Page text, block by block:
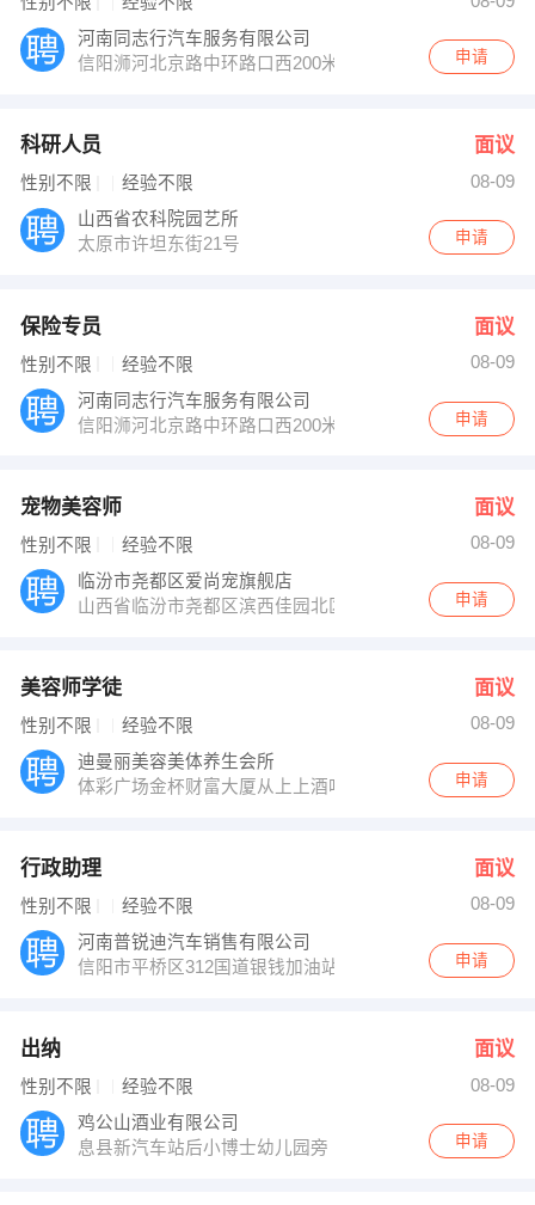
河南同志行汽车服务有限公司
信阳浉河北京路中环路口西200米
申请
科研人员 面议
性别不限 经验不限
08-09
山西省农科院园艺所
太原市许坦东街21号
申请
保险专员 面议
性别不限 经验不限
08-09
河南同志行汽车服务有限公司
信阳浉河北京路中环路口西200米
申请
宠物美容师 面议
性别不限 经验不限
08-09
临汾市尧都区爱尚宠旗舰店
山西省临汾市尧都区滨西佳园北区往西100m
申请
美容师学徒 面议
性别不限 经验不限
08-09
迪曼丽美容美体养生会所
体彩广场金杯财富大厦从上上酒吧旁边大门进来申请
行政助理 面议
性别不限 经验不限
08-09
河南普锐迪汽车销售有限公司
信阳市平桥区312国道银钱加油站向东800米路南银钱山
申请
出纳 面议
性别不限 经验不限
08-09
鸡公山酒业有限公司
息县新汽车站后小博士幼儿园旁
申请